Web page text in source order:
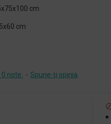
cm
cm
note. - Spune-ţi opinia